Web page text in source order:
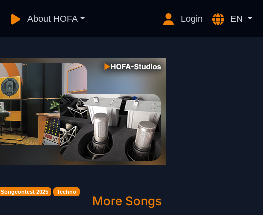
About HOFA Login EN
Songcontest 2025 Techno
More Songs